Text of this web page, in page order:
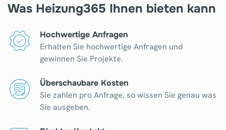
Was Heizung365 Ihnen bieten kann
Hochwertige Anfragen
Erhalten Sie hochwertige Anfragen und
gewinnen Sie Projekte.
Überschaubare Kosten
Sie zahlen pro Anfrage, so wissen Sie genau was
Sie ausgeben.